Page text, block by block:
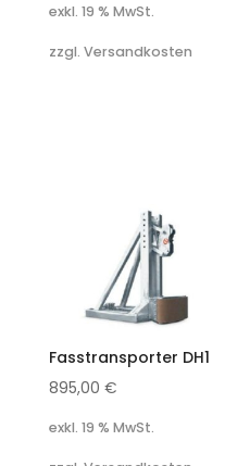
exkl. 19 % MwSt.
zzgl. Versandkosten
Fasstransporter DH1
895,00 €
exkl. 19 % MwSt.